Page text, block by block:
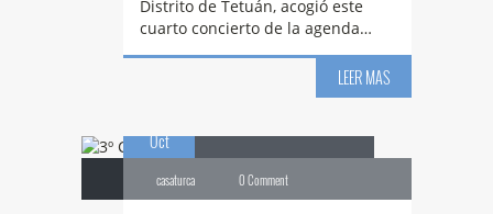
Distrito de Tetuán, acogió este
cuarto concierto de la agenda…
LEER MAS
Oct
3ºCONCIERTO DE
casaturca 0 Comment